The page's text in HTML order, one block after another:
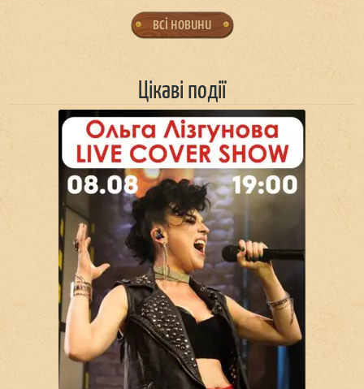
всі новини
Цікаві події